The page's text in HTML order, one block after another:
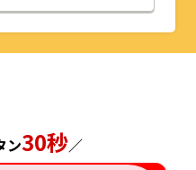
県
ン30秒／